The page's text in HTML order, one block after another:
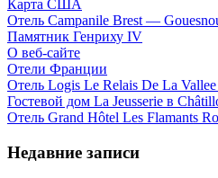
Карта США
Отель Campanile Brest —
Памятник Генриху IV
О веб-сайте
Отели Франции
Отель Logis Le Relais De La
Гостевой дом La Jeusserie в
Отель Grand Hôtel Les Flamants
Недавние записи